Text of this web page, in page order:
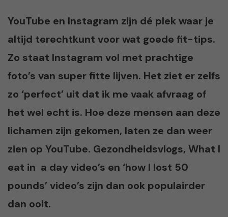
YouTube en Instagram zijn dé plek waar je
altijd terechtkunt voor wat goede fit-tips.
Zo staat Instagram vol met prachtige
foto’s van super fitte lijven. Het ziet er zelfs
zo ‘perfect’ uit dat ik me vaak afvraag of
het wel echt is. Hoe deze mensen aan deze
lichamen zijn gekomen, laten ze dan weer
zien op YouTube. Gezondheidsvlogs, What I
eat in a day video’s en ‘how I lost 50
pounds’ video’s zijn dan ook populairder
dan ooit.